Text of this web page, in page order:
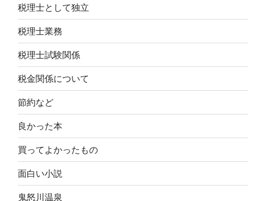
税理士として独立
税理士業務
税理士試験関係
税金関係について
節約など
良かった本
買ってよかったもの
面白い小説
鬼怒川温泉